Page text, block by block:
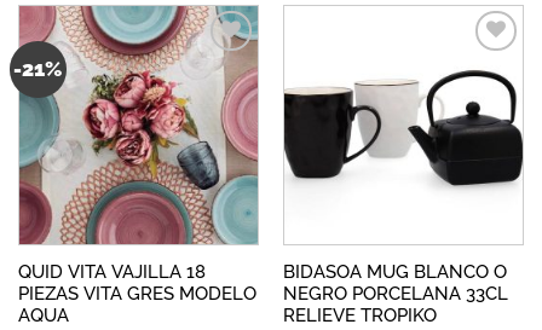
10,00€
hasta
59,00€
-21%
Añadir
a la
lista de
deseos
QUID VITA VAJILLA 18
PIEZAS VITA GRES MODELO
AQUA
Añadir
lista de
deseos
BIDASOA MUG BLANCO O
NEGRO PORCELANA 33CL
RELIEVE TROPIKO